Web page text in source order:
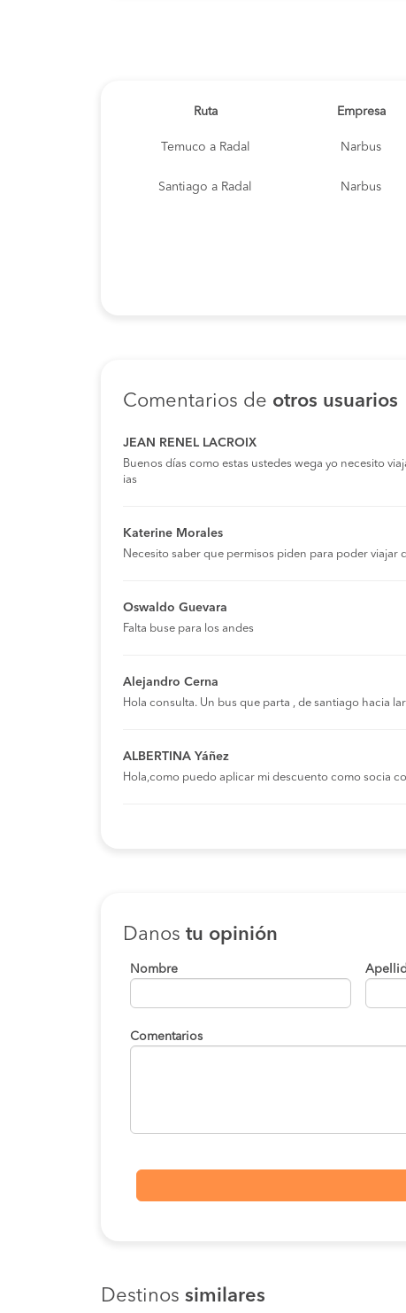
Ruta Empresa
Temuco a Radal Narbus
Santiago a Radal Narbus
Comentarios de otros usuarios
JEAN RENEL LACROIX
Buenos días como estas ustedes wega yo necesito
ias
Katerine Morales
Necesito saber que permisos piden para poder viajar
Oswaldo Guevara
Falta buse para los andes
Alejandro Cerna
Hola consulta. Un bus que parta , de santiago hacia
ALBERTINA Yáñez
Hola,como puedo aplicar mi descuento como socia
Danos tu opinión
Nombre
Comentarios
Destinos similares